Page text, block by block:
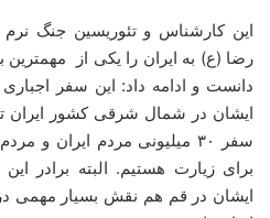
این کارشناس و تئوریسین جنگ نرم
رضا (ع) به ایران را یکی از مهمترین
دانست و ادامه داد: این سفر
ایشان در شمال شرقی کشور ایران
سفر ۳۰ میلیونی مردم ایران
برای زیارت هستیم. البته برادر
ایشان در قم هم نقش بسیار مهمی